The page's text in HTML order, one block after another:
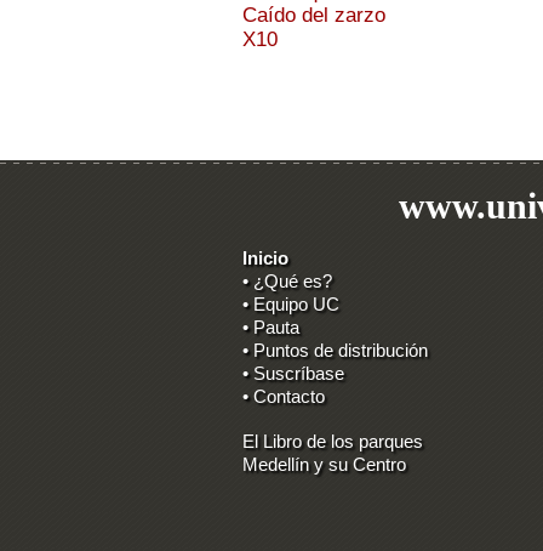
Caído del zarzo
X10
Inicio
• ¿Qué es?
• Equipo UC
• Pauta
• Puntos de distribución
• Suscríbase
• Contacto
El Libro de los parques
Medellín y su Centro